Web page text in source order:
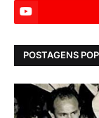
POSTAGENS